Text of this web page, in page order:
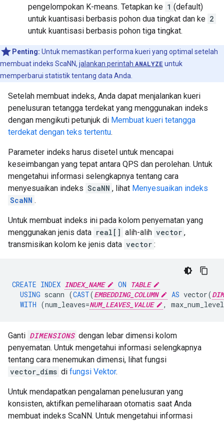
pengelompokan K-means. Tetapkan ke 1 (default)
untuk kuantisasi berbasis pohon dua tingkat dan ke 2
untuk kuantisasi berbasis pohon tiga tingkat.
Penting: Untuk memastikan performa kueri yang optimal setelah
membuat indeks ScaNN, jalankan perintah ANALYZE untuk
memperbarui statistik tentang data Anda.
Setelah membuat indeks, Anda dapat menjalankan kueri
penelusuran tetangga terdekat yang menggunakan indeks
dengan mengikuti petunjuk di Membuat kueri tetangga
terdekat dengan teks tertentu.
Parameter indeks harus disetel untuk mencapai
keseimbangan yang tepat antara QPS dan perolehan. Untuk
mengetahui informasi selengkapnya tentang cara
menyesuaikan indeks ScaNN , lihat Menyesuaikan indeks
ScaNN .
Untuk membuat indeks ini pada kolom penyematan yang
menggunakan jenis data real[] alih-alih vector ,
transmisikan kolom ke jenis data vector :
CREATE INDEX INDEX_NAME ON TABLE
USING scann (CAST(EMBEDDING_COLUMN AS vector(
WITH (num_leaves=NUM_LEAVES_VALUE ,
Ganti DIMENSIONS dengan lebar dimensi kolom
penyematan. Untuk mengetahui informasi selengkapnya
tentang cara menemukan dimensi, lihat fungsi
vector_dims di fungsi Vektor.
Untuk mendapatkan pengalaman penelusuran yang
konsisten, aktifkan pemeliharaan otomatis saat Anda
membuat indeks ScaNN. Untuk mengetahui informasi